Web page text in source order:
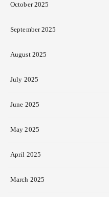
October 2025
September 2025
August 2025
July 2025
June 2025
May 2025
April 2025
March 2025